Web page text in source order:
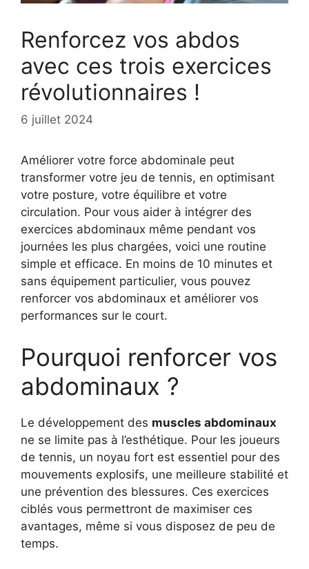
Renforcez vos abdos
avec ces trois exercices
révolutionnaires !
6 juillet 2024
Améliorer votre force abdominale peut
transformer votre jeu de tennis, en optimisant
votre posture, votre équilibre et votre
circulation. Pour vous aider à intégrer des
exercices abdominaux même pendant vos
journées les plus chargées, voici une routine
simple et efficace. En moins de 10 minutes et
sans équipement particulier, vous pouvez
renforcer vos abdominaux et améliorer vos
performances sur le court.
Pourquoi renforcer vos
abdominaux ?
Le développement des muscles abdominaux
ne se limite pas à l’esthétique. Pour les joueurs
de tennis, un noyau fort est essentiel pour des
mouvements explosifs, une meilleure stabilité et
une prévention des blessures. Ces exercices
ciblés vous permettront de maximiser ces
avantages, même si vous disposez de peu de
temps.